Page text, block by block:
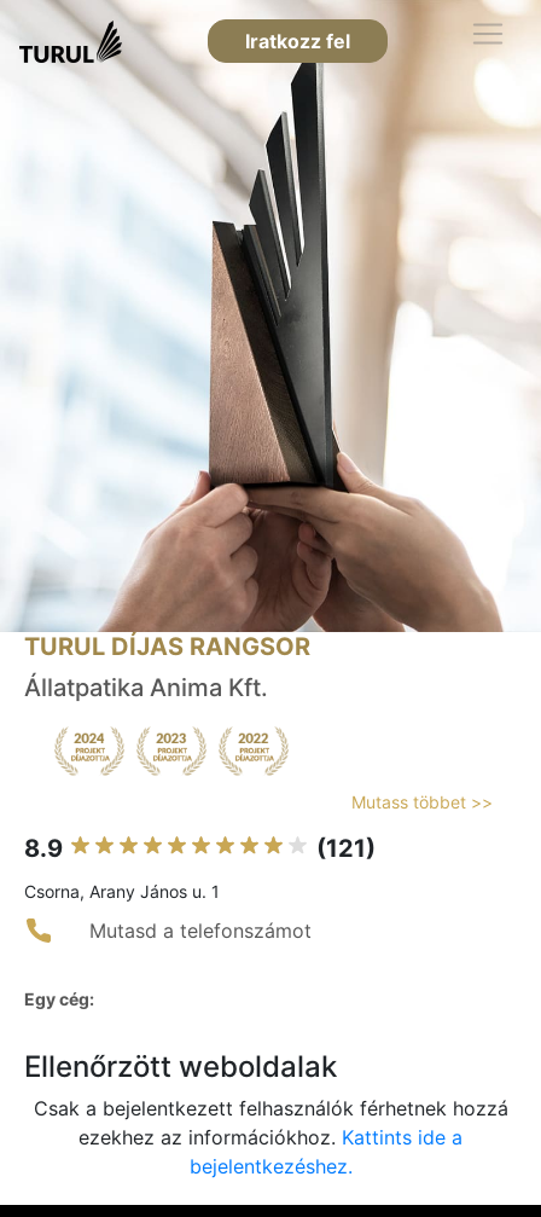
Iratkozz fel
TURUL DÍJAS RANGSOR
Állatpatika Anima Kft.
Mutass többet >>
8.9 (121)
Csorna, Arany János u. 1
Mutasd a telefonszámot
Egy cég:
Ellenőrzött weboldalak
Csak a bejelentkezett felhasználók férhetnek hozzá
ezekhez az információkhoz. Kattints ide a
bejelentkezéshez.